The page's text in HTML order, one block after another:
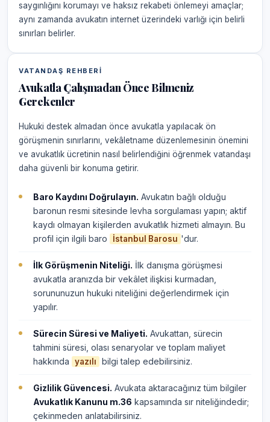
saygınlığını korumayı ve haksız rekabeti önlemeyi amaçlar;
aynı zamanda avukatın internet üzerindeki varlığı için belirli
sınırları belirler.
VATANDAŞ REHBERI
Avukatla Çalışmadan Önce Bilmeniz
Gerekenler
Hukuki destek almadan önce avukatla yapılacak ön
görüşmenin sınırlarını, vekâletname düzenlemesinin önemini
ve avukatlık ücretinin nasıl belirlendiğini öğrenmek vatandaşı
daha güvenli bir konuma getirir.
Baro Kaydını Doğrulayın. Avukatın bağlı olduğu
baronun resmi sitesinde levha sorgulaması yapın; aktif
kaydı olmayan kişilerden avukatlık hizmeti almayın. Bu
profil için ilgili baro
İstanbul Barosu 'dur.
İlk Görüşmenin Niteliği. İlk danışma görüşmesi
avukatla aranızda bir vekâlet ilişkisi kurmadan,
sorununuzun hukuki niteliğini değerlendirmek için
yapılır.
Sürecin Süresi ve Maliyeti. Avukattan, sürecin
tahmini süresi, olası senaryolar ve toplam maliyet
hakkında
yazılı bilgi talep edebilirsiniz.
Gizlilik Güvencesi. Avukata aktaracağınız tüm bilgiler
Avukatlık Kanunu m.36 kapsamında sır niteliğindedir;
çekinmeden anlatabilirsiniz.